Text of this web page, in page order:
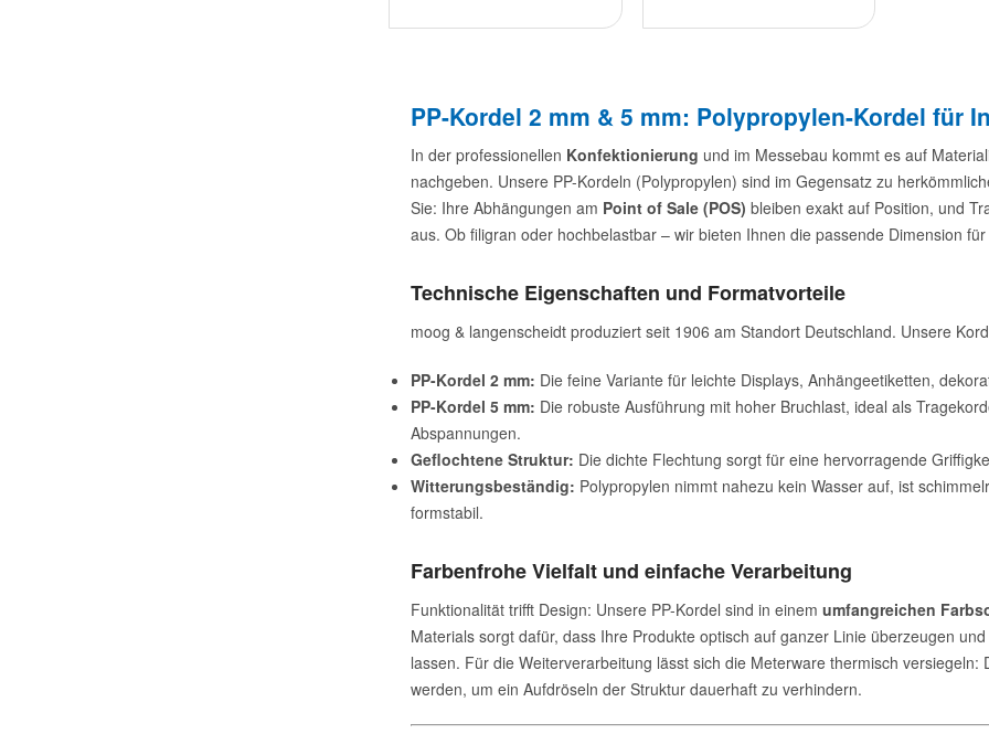
PP-Kordel 2 mm & 5 mm: Polypropylen-Kordel für
In der professionellen Konfektionierung und im Messebau kommt es auf
nachgeben. Unsere PP-Kordeln (Polypropylen) sind im Gegensatz zu
Sie: Ihre Abhängungen am Point of Sale (POS) bleiben exakt auf Position, und
aus. Ob filigran oder hochbelastbar – wir bieten Ihnen die passende Dimension
Technische Eigenschaften und Formatvorteile
moog & langenscheidt produziert seit 1906 am Standort Deutschland. Unsere
PP-Kordel 2 mm: Die feine Variante für leichte Displays, Anhängeetiketten,
PP-Kordel 5 mm: Die robuste Ausführung mit hoher Bruchlast, ideal als
Abspannungen.
Geflochtene Struktur: Die dichte Flechtung sorgt für eine hervorragende
Witterungsbeständig: Polypropylen nimmt nahezu kein Wasser auf, ist
formstabil.
Farbenfrohe Vielfalt und einfache Verarbeitung
Funktionalität trifft Design: Unsere PP-Kordel sind in einem umfangreichen
Materials sorgt dafür, dass Ihre Produkte optisch auf ganzer Linie überzeugen
lassen. Für die Weiterverarbeitung lässt sich die Meterware thermisch
werden, um ein Aufdröseln der Struktur dauerhaft zu verhindern.